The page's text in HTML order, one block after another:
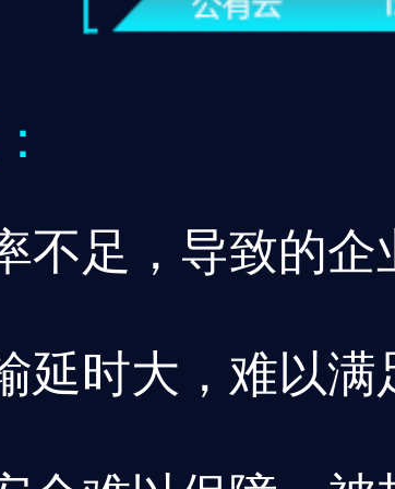
不足，导致的企
延时大，难以